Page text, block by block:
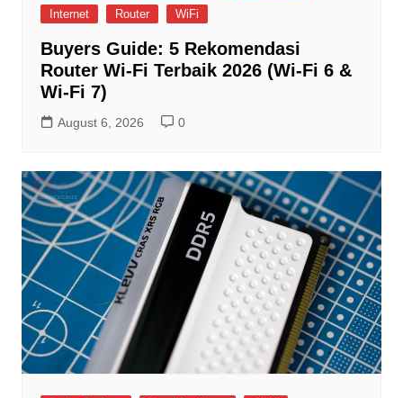
Internet
Router WiFi
Buyers Guide: 5 Rekomendasi
Router Wi-Fi Terbaik 2026 (Wi-Fi 6 &
Wi-Fi 7)
August 6, 2026 0